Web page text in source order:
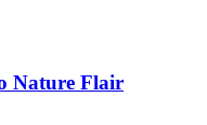
Nature Flair